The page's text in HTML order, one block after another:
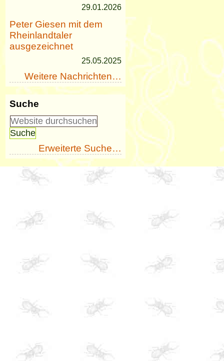
29.01.2026
Peter Giesen mit dem
Rheinlandtaler
ausgezeichnet
25.05.2025
Weitere Nachrichten…
Suche
Erweiterte Suche…